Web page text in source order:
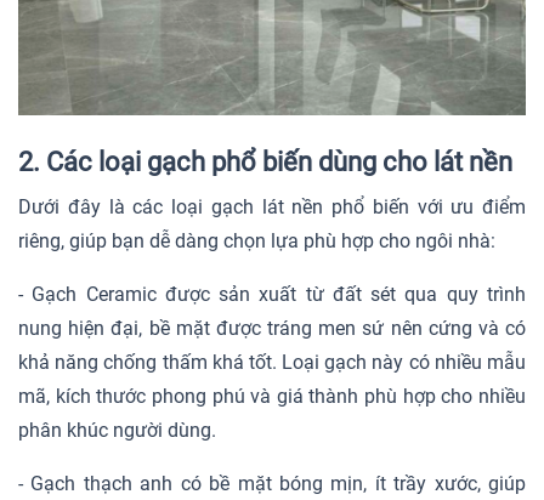
2. Các loại gạch phổ biến dùng cho lát nền
Dưới đây là các loại gạch lát nền phổ biến với ưu điểm
riêng, giúp bạn dễ dàng chọn lựa phù hợp cho ngôi nhà:
- Gạch Ceramic được sản xuất từ đất sét qua quy trình
nung hiện đại, bề mặt được tráng men sứ nên cứng và có
khả năng chống thấm khá tốt. Loại gạch này có nhiều mẫu
mã, kích thước phong phú và giá thành phù hợp cho nhiều
phân khúc người dùng.
- Gạch thạch anh có bề mặt bóng mịn, ít trầy xước, giúp